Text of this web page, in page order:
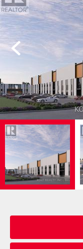
Previous